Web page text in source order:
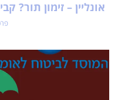
אונליין – זימון תור?